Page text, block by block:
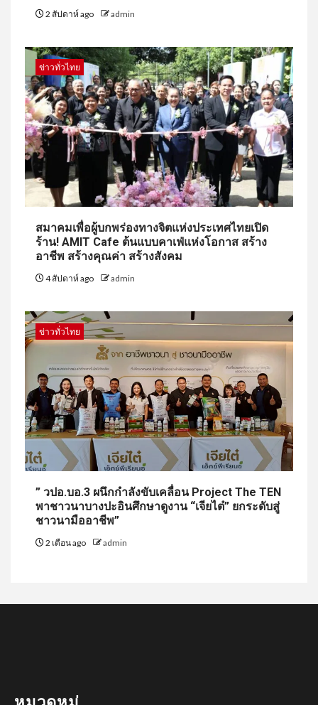
2 สัปดาห์ ago admin
ข่าวทั่วไทย
สมาคมเพื่อผู้บกพร่องทางจิตแห่งประเทศไทยเปิด
ร้าน! AMIT Cafe ต้นแบบคาเฟ่แห่งโอกาส สร้าง
อาชีพ สร้างคุณค่า สร้างสังคม
4 สัปดาห์ ago admin
ข่าวทั่วไทย
” วปอ.บอ.3 ผนึกกำลังขับเคลื่อน Project The TEN
พาชาวนาบางปะอินศึกษาดูงาน “เจียไต๋” ยกระดับสู่
ชาวนามืออาชีพ”
2 เดือน ago admin